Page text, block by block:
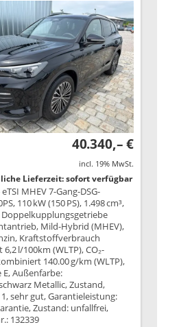
40.340,– €
incl. 19% MwSt.
Lieferzeit: sofort verfügbar
MHEV 7-Gang-DSG-
110 kW (150 PS), 1.498 cm³,
Doppelkupplungsgetriebe
Mild-Hybrid (MHEV),
Kraftstoffverbrauch
l/100km (WLTP), CO₂-
140.00 g/km (WLTP),
E, Außenfarbe:
Metallic, Zustand,
sehr gut, Garantieleistung:
Zustand: unfallfrei,
132339